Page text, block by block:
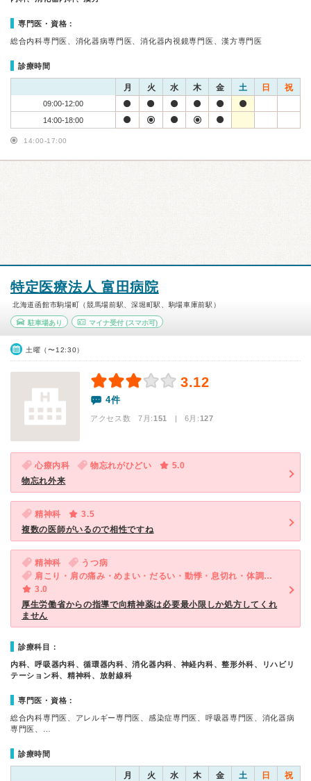
専門医・資格：
総合内科専門医、消化器病専門医、消化器内視鏡専門医、漢方専門医
診療時間
月 火 水 木 金 土 日 祝
09:00-12:00
14:00-18:00
14:00-17:00
特定医療法人 富田病院
北海道函館市駒場町（競馬場前駅、深堀町駅、駒場車庫前駅）
駐車場あり マイナ受付(スマホ可)
土曜（〜12:30）
3.12
4件
アクセス数 7月:151 | 6月:127
心療内科 物忘れがひどい
5.0
物忘れ外来
精神科
3.5
複数の医師がいるので相性ですね
精神科
うつ病
肩こり・肩の痛み・めまい・だるい・動悸・息切れ・体調不良・ED（男性）・気が滅入る・不安
3.0
厚生労働省からの指導で向精神薬は必要最小限しか処方してくれ
ません
診療科目：
内科、呼吸器内科、循環器内科、消化器内科、神経内科、整形外科、リハビリ
テーション科、精神科、放射線科
専門医・資格：
総合内科専門医、アレルギー専門医、感染症専門医、呼吸器専門医、消化器病
専門医、…
診療時間
月 火 水 木 金 土 日 祝